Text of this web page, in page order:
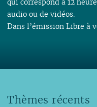
audio ou de vidéos.
Dans l’émission Libre à
Thèmes récents